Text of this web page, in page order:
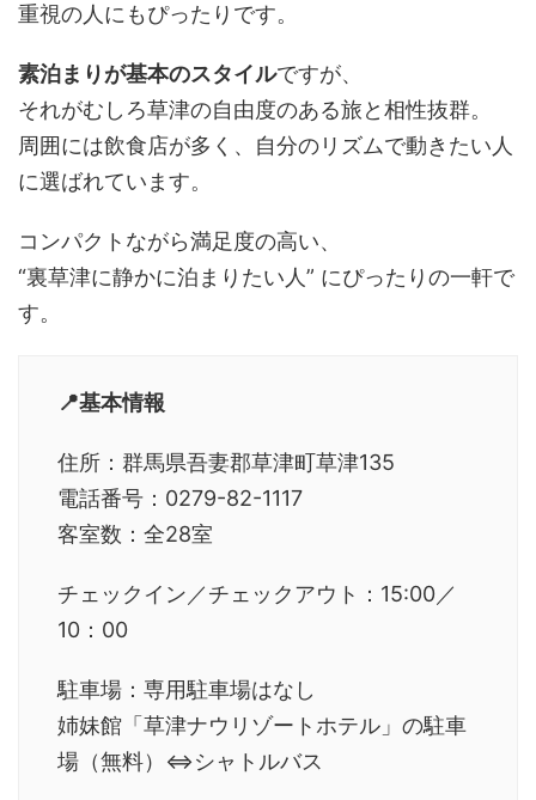
重視の人にもぴったりです。
素泊まりが基本のスタイルですが、
それがむしろ草津の自由度のある旅と相性抜群。
周囲には飲食店が多く、自分のリズムで動きたい人
に選ばれています。
コンパクトながら満足度の高い、
“裏草津に静かに泊まりたい人” にぴったりの一軒で
す。
📍基本情報
住所：群馬県吾妻郡草津町草津135
電話番号：0279-82-1117
客室数：全28室
チェックイン／チェックアウト：15:00／
10：00
駐車場：専用駐車場はなし
姉妹館「草津ナウリゾートホテル」の駐車
場（無料）⇔シャトルバス